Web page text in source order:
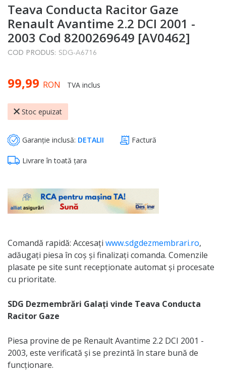
to
the
beginning
of
the
gallery
Teava Conducta Racitor Gaze
Renault Avantime 2.2 DCI 2001 -
2003 Cod 8200269649 [AV0462]
COD PRODUS: SDG-A6716
99,99 RON TVA inclus
Stoc epuizat
Garanție inclusă: DETALII Factură
Livrare în toată țara
Comandă rapidă: Accesați www.sdgdezmembrari.ro,
adăugați piesa în coș și finalizați comanda. Comenzile
plasate pe site sunt recepționate automat și procesate
cu prioritate.
SDG Dezmembrări Galați vinde Teava Conducta
Racitor Gaze
Piesa provine de pe Renault Avantime 2.2 DCI 2001 -
2003, este verificată și se prezintă în stare bună de
funcționare.